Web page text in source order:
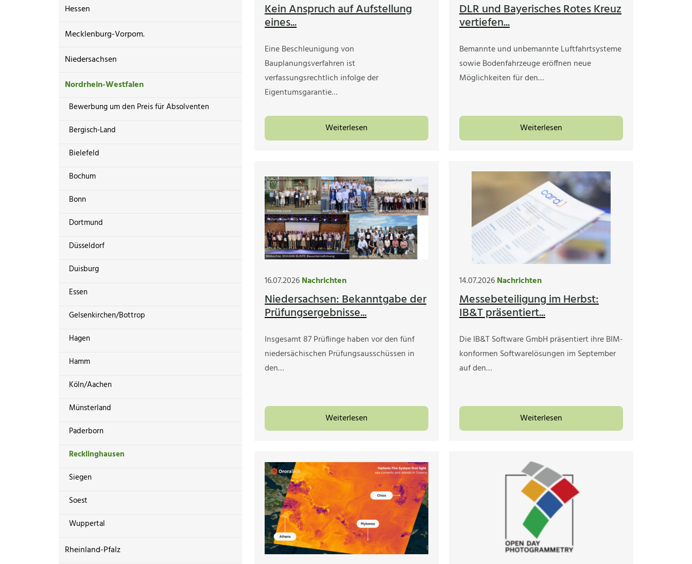
Hessen
Mecklenburg-Vorpom.
Niedersachsen
Nordrhein-Westfalen
Bewerbung um den Preis für Absolventen
Bergisch-Land
Bielefeld
Bochum
Bonn
Dortmund
Düsseldorf
Duisburg
Essen
Gelsenkirchen/Bottrop
Hagen
Hamm
Köln/Aachen
Münsterland
Paderborn
Recklinghausen
Siegen
Soest
Wuppertal
Rheinland-Pfalz
Kein Anspruch auf Aufstellung
eines...
Eine Beschleunigung von
Bauplanungsverfahren ist
verfassungsrechtlich infolge der
Eigentumsgarantie…
Weiterlesen
DLR und Bayerisches Rotes Kreuz
vertiefen...
Bemannte und unbemannte Luftfahrtsysteme
sowie Bodenfahrzeuge eröffnen neue
Möglichkeiten für den…
Weiterlesen
16.07.2026Nachrichten
Niedersachsen: Bekanntgabe der
Prüfungsergebnisse...
Insgesamt 87 Prüflinge haben vor den fünf
niedersächischen Prüfungsausschüssen in
den…
Weiterlesen
14.07.2026Nachrichten
Messebeteiligung im Herbst:
IB&T präsentiert...
Die IB&T Software GmbH präsentiert ihre BIM-
konformen Softwarelösungen im September
auf den…
Weiterlesen